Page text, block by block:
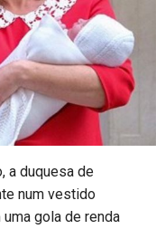
a duquesa de
num vestido
gola de renda